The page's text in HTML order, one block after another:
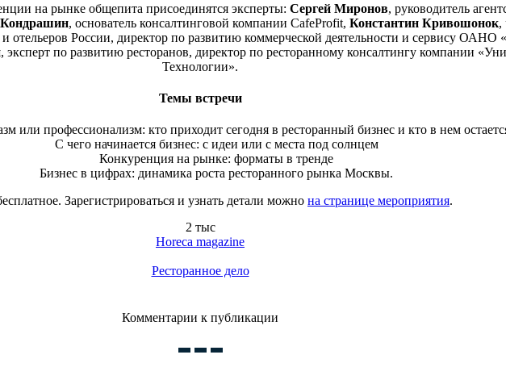
на рынке общепита присоединятся эксперты: Сергей Миронов, руководитель
, основатель консалтинговой компании CafeProfit, Константин Кривошонок,
отельеров России, директор по развитию коммерческой деятельности и сервису ОАНО
, эксперт по развитию ресторанов, директор по ресторанному консалтингу компании
Технологии».
Темы встречи
или профессионализм: кто приходит сегодня в ресторанный бизнес и кто в нем
С чего начинается бизнес: с идеи или с места под солнцем
Конкуренция на рынке: форматы в тренде
Бизнес в цифрах: динамика роста ресторанного рынка Москвы.
Зарегистрироваться и узнать детали можно на странице мероприятия.
2 тыс
Horeca magazine
Ресторанное дело
Комментарии к публикации